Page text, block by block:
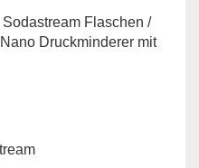
Flaschen /
Druckminderer mit